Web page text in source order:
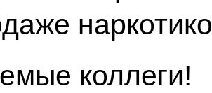
коллеги!